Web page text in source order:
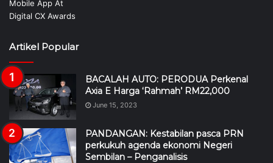
Artikel Popular
BACALAH AUTO: PERODUA Perkenal
Axia E Harga ‘Rahmah’ RM22,000
June 15, 2023
PANDANGAN: Kestabilan pasca PRN
perkukuh agenda ekonomi Negeri
Sembilan – Penganalisis